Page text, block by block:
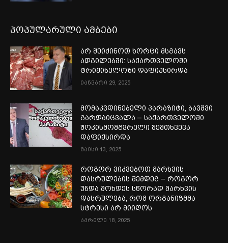
პოპულარული ამბები
არ შეიძინოთ ხორცი მსგავს
ადგილებში: საქართველოში
ტრიქინელოზი დაფიქსირდა
იანვარი 29, 2025
მომაკვდინებელი პარაზიტი, ბავშვი
გარდაიცვალა – საქართველოში
შოკისმომგვრელი შემთხვევა
დაფიქსირდა
მაისი 13, 2025
როგორ ვიკვებოთ მარხვის
დასრულების შემდეგ – როგორ
უნდა მოხდეს სწორად მარხვის
დასრულება, რომ ორგანიზმმა
სტრესი არ მიიღოს
აპრილი 18, 2025